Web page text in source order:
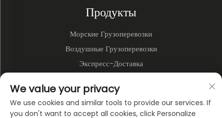
Продукты
Морские Грузоперевозки
Воздушные Грузоперевозки
Экспресс-Доставка
Наземные Перевозки
Мультимодальные Перевозки
We value your privacy
We use cookies and similar tools to provide our services. If
you don't want to accept all cookies, click Personalize